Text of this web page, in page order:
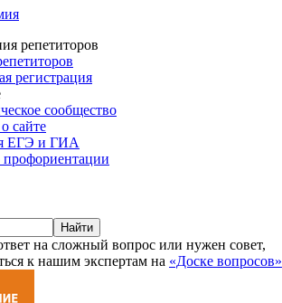
репетиторов
регистрация
сообщество
сайте
ЕГЭ и ГИА
Найти
на сложный вопрос или нужен совет,
к нашим экспертам на «Доске вопросов»